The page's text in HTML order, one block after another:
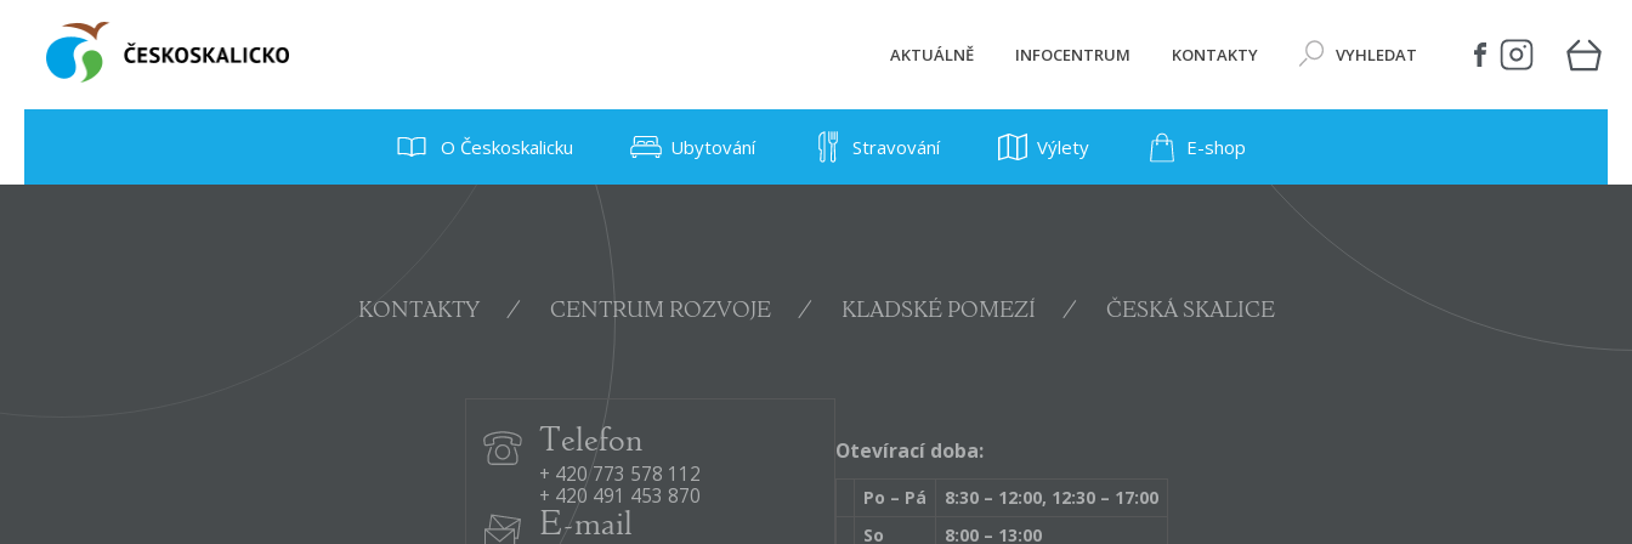
AKTUÁLNĚ INFOCENTRUM KONTAKTY VYHLEDAT
O Českoskalicku Ubytování Stravování Výlety E-shop
KONTAKTY CENTRUM ROZVOJE KLADSKÉ POMEZÍ ČESKÁ SKALICE
Telefon
+ 420 773 578 112
+ 420 491 453 870
E-mail
Otevírací doba:
Po – Pá
8:30 – 12:00, 12:30 – 17:00
So
8:00 – 13:00